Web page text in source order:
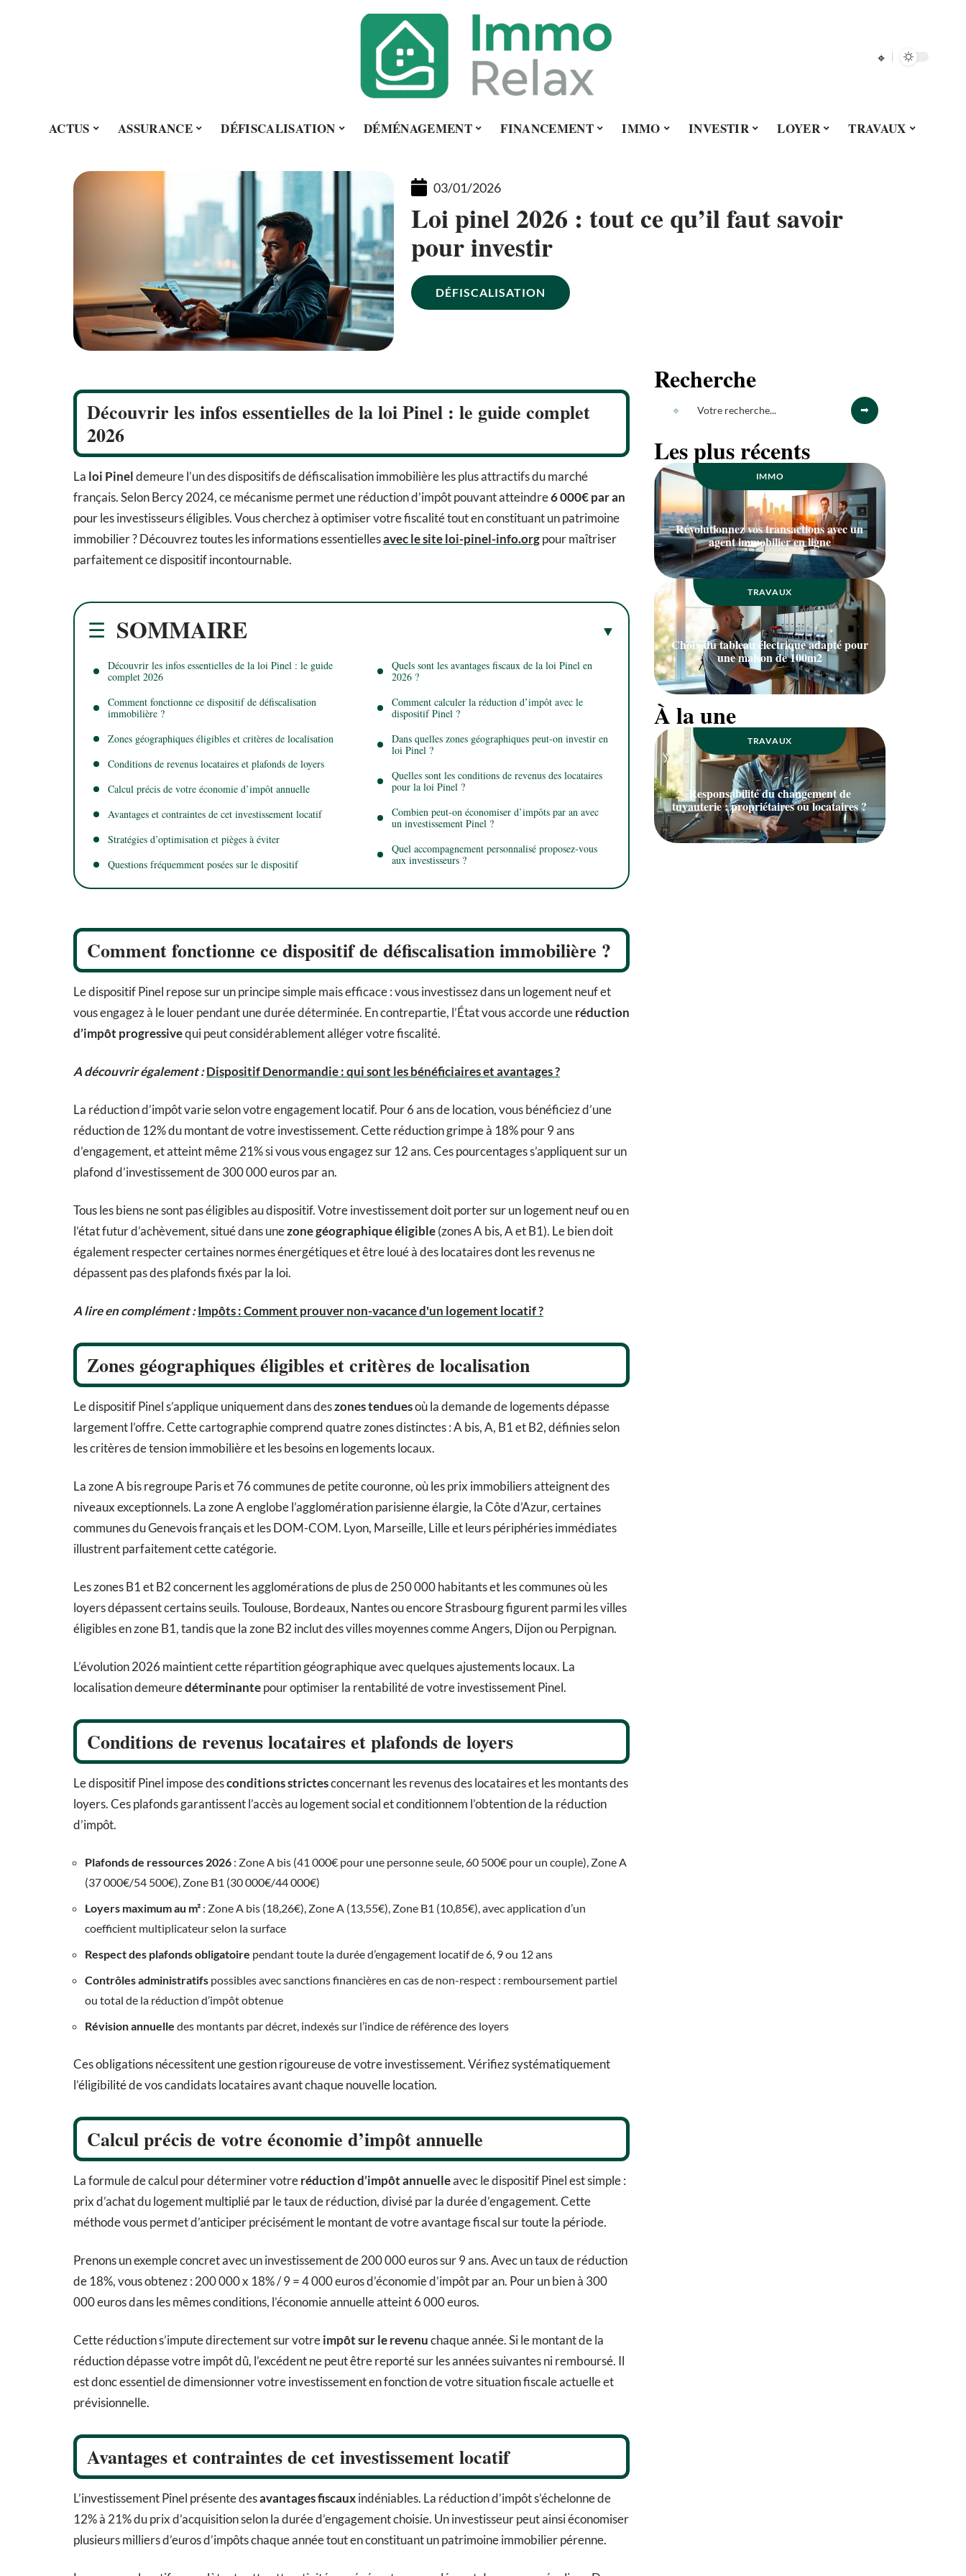
ACTUS ASSURANCE DÉFISCALISATION DÉMÉNAGEMENT FINANCEMENT IMMO INVESTIR LOYER TRAVAUX
03/01/2026
Loi pinel 2026 : tout ce qu’il faut savoir
pour investir
DÉFISCALISATION
Découvrir les infos essentielles de la loi Pinel : le guide complet
2026
La loi Pineldemeure l’un des dispositifs de défiscalisation immobilière les plus attractifs du marché
français. Selon Bercy 2024, ce mécanisme permet une réduction d’impôt pouvant atteindre6 000€ par an
pour les investisseurs éligibles. Vous cherchez à optimiser votre fiscalité tout en constituant un patrimoine
immobilier ? Découvrez toutes les informations essentiellesavec le site loi-pinel-info.orgpour maîtriser
parfaitement ce dispositif incontournable.
SOMMAIRE
Découvrir les infos essentielles de la loi Pinel : le guide
complet 2026
Comment fonctionne ce dispositif de défiscalisation
immobilière ?
Zones géographiques éligibles et critères de localisation
Conditions de revenus locataires et plafonds de loyers
Calcul précis de votre économie d’impôt annuelle
Avantages et contraintes de cet investissement locatif
Stratégies d’optimisation et pièges à éviter
Questions fréquemment posées sur le dispositif
Quels sont les avantages fiscaux de la loi Pinel en
2026 ?
Comment calculer la réduction d’impôt avec le
dispositif Pinel ?
Dans quelles zones géographiques peut-on investir en
loi Pinel ?
Quelles sont les conditions de revenus des locataires
pour la loi Pinel ?
Combien peut-on économiser d’impôts par an avec
un investissement Pinel ?
Quel accompagnement personnalisé proposez-vous
aux investisseurs ?
Comment fonctionne ce dispositif de défiscalisation immobilière ?
Le dispositif Pinel repose sur un principe simple mais efficace : vous investissez dans un logement neuf et
vous engagez à le louer pendant une durée déterminée. En contrepartie, l’État vous accorde uneréduction
d’impôt progressivequi peut considérablement alléger votre fiscalité.
A découvrir également :Dispositif Denormandie : qui sont les bénéficiaires et avantages ?
La réduction d’impôt varie selon votre engagement locatif. Pour 6 ans de location, vous bénéficiez d’une
réduction de 12% du montant de votre investissement. Cette réduction grimpe à 18% pour 9 ans
d’engagement, et atteint même 21% si vous vous engagez sur 12 ans. Ces pourcentages s’appliquent sur un
plafond d’investissement de 300 000 euros par an.
Tous les biens ne sont pas éligibles au dispositif. Votre investissement doit porter sur un logement neuf ou en
l’état futur d’achèvement, situé dans unezone géographique éligible(zones A bis, A et B1). Le bien doit
également respecter certaines normes énergétiques et être loué à des locataires dont les revenus ne
dépassent pas des plafonds fixés par la loi.
A lire en complément :Impôts : Comment prouver non-vacance d'un logement locatif ?
Zones géographiques éligibles et critères de localisation
Le dispositif Pinel s’applique uniquement dans deszones tenduesoù la demande de logements dépasse
largement l’offre. Cette cartographie comprend quatre zones distinctes : A bis, A, B1 et B2, définies selon
les critères de tension immobilière et les besoins en logements locaux.
La zone A bis regroupe Paris et 76 communes de petite couronne, où les prix immobiliers atteignent des
niveaux exceptionnels. La zone A englobe l’agglomération parisienne élargie, la Côte d’Azur, certaines
communes du Genevois français et les DOM-COM. Lyon, Marseille, Lille et leurs périphéries immédiates
illustrent parfaitement cette catégorie.
Les zones B1 et B2 concernent les agglomérations de plus de 250 000 habitants et les communes où les
loyers dépassent certains seuils. Toulouse, Bordeaux, Nantes ou encore Strasbourg figurent parmi les villes
éligibles en zone B1, tandis que la zone B2 inclut des villes moyennes comme Angers, Dijon ou Perpignan.
L’évolution 2026 maintient cette répartition géographique avec quelques ajustements locaux. La
localisation demeuredéterminantepour optimiser la rentabilité de votre investissement Pinel.
Conditions de revenus locataires et plafonds de loyers
Le dispositif Pinel impose desconditions strictesconcernant les revenus des locataires et les montants des
loyers. Ces plafonds garantissent l’accès au logement social et conditionnem l’obtention de la réduction
d’impôt.
Plafonds de ressources 2026 : Zone A bis (41 000€ pour une personne seule, 60 500€ pour un couple), Zone A
(37 000€/54 500€), Zone B1 (30 000€/44 000€)
Loyers maximum au m² : Zone A bis (18,26€), Zone A (13,55€), Zone B1 (10,85€), avec application d’un
coefficient multiplicateur selon la surface
Respect des plafonds obligatoire pendant toute la durée d’engagement locatif de 6, 9 ou 12 ans
Contrôles administratifs possibles avec sanctions financières en cas de non-respect : remboursement partiel
ou total de la réduction d’impôt obtenue
Révision annuelle des montants par décret, indexés sur l’indice de référence des loyers
Ces obligations nécessitent une gestion rigoureuse de votre investissement. Vérifiez systématiquement
l’éligibilité de vos candidats locataires avant chaque nouvelle location.
Calcul précis de votre économie d’impôt annuelle
La formule de calcul pour déterminer votreréduction d’impôt annuelleavec le dispositif Pinel est simple :
prix d’achat du logement multiplié par le taux de réduction, divisé par la durée d’engagement. Cette
méthode vous permet d’anticiper précisément le montant de votre avantage fiscal sur toute la période.
Prenons un exemple concret avec un investissement de 200 000 euros sur 9 ans. Avec un taux de réduction
de 18%, vous obtenez : 200 000 x 18% / 9 = 4 000 euros d’économie d’impôt par an. Pour un bien à 300
000 euros dans les mêmes conditions, l’économie annuelle atteint 6 000 euros.
Cette réduction s’impute directement sur votreimpôt sur le revenuchaque année. Si le montant de la
réduction dépasse votre impôt dû, l’excédent ne peut être reporté sur les années suivantes ni remboursé. Il
est donc essentiel de dimensionner votre investissement en fonction de votre situation fiscale actuelle et
prévisionnelle.
Avantages et contraintes de cet investissement locatif
L’investissement Pinel présente desavantages fiscauxindéniables. La réduction d’impôt s’échelonne de
12% à 21% du prix d’acquisition selon la durée d’engagement choisie. Un investisseur peut ainsi économiser
plusieurs milliers d’euros d’impôts chaque année tout en constituant un patrimoine immobilier pérenne.
Recherche
Les plus récents
IMMO
Révolutionnez vos transactions avec un
agent immobilier en ligne
TRAVAUX
Choix du tableau électrique adapté pour
une maison de 100m2
À la une
TRAVAUX
Responsabilité du changement de
tuyauterie : propriétaires ou locataires ?